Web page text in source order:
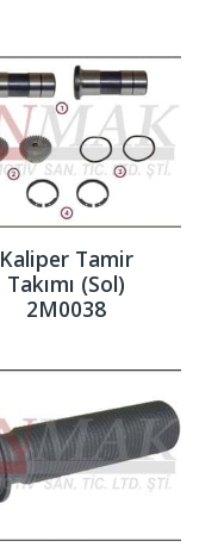
Kaliper Tamir
Takımı (Sol)
2M0038